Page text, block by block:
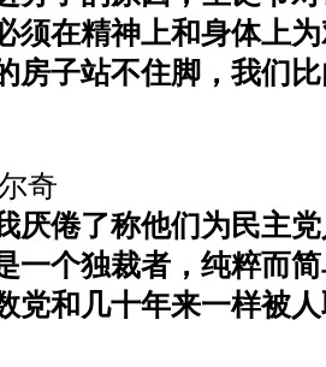
须在精神上和身体上
房子站不住脚，我们
奇
厌倦了称他们为民主
一个独裁者，纯粹而
党和几十年来一样被